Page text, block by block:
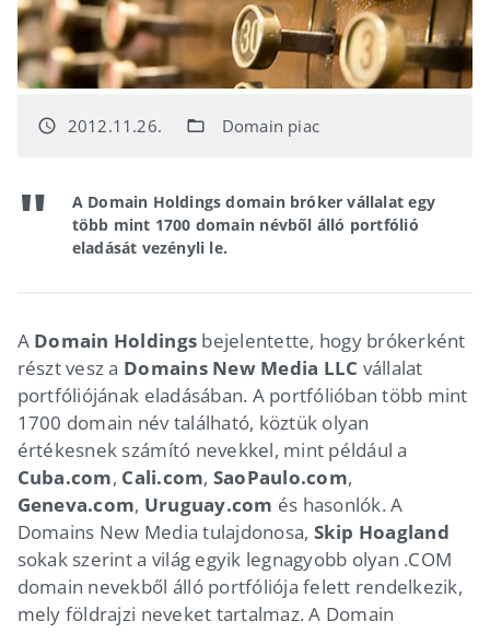
access_time 2012.11.26. folder_open Domain piac
A Domain Holdings domain bróker vállalat egy
több mint 1700 domain névből álló portfólió
eladását vezényli le.
A Domain Holdings bejelentette, hogy brókerként
részt vesz a Domains New Media LLC vállalat
portfóliójának eladásában. A portfólióban több mint
1700 domain név található, köztük olyan
értékesnek számító nevekkel, mint például a
Cuba.com, Cali.com, SaoPaulo.com,
Geneva.com, Uruguay.com és hasonlók. A
Domains New Media tulajdonosa, Skip Hoagland
sokak szerint a világ egyik legnagyobb olyan .COM
domain nevekből álló portfóliója felett rendelkezik,
mely földrajzi neveket tartalmaz. A Domain